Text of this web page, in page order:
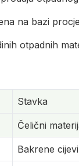
na bazi
otpadnih
Stavka
Čelični
Bakrene